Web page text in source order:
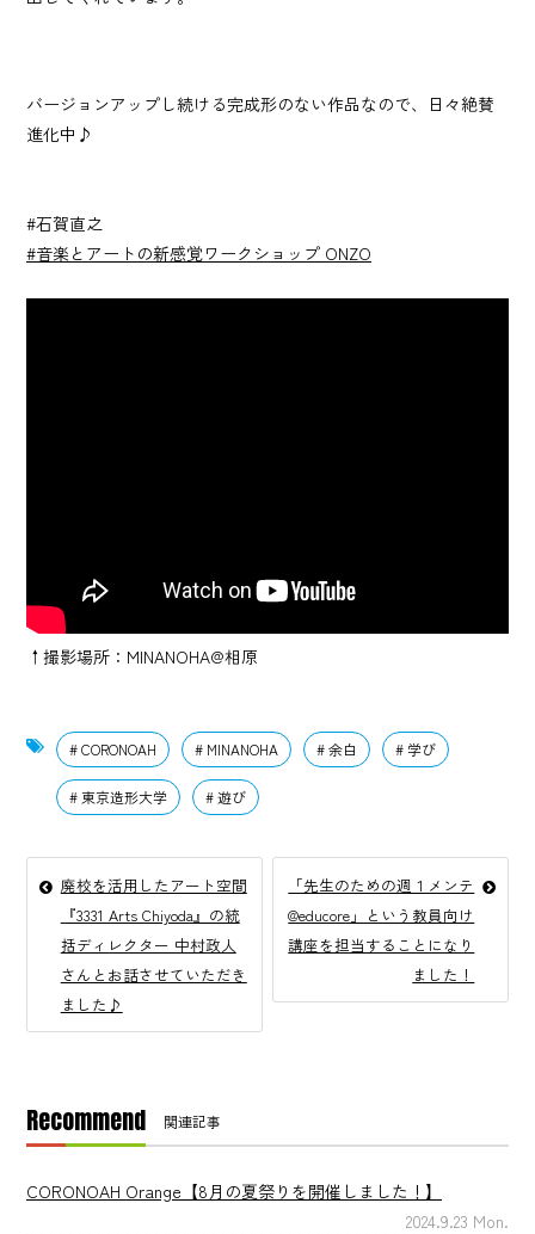
バージョンアップし続ける完成形のない作品なので、日々絶賛
進化中♪
#石賀直之
#音楽とアートの新感覚ワークショップ ONZO
↑撮影場所：MINANOHA@相原
CORONOAH MINANOHA 余白 学び
東京造形大学 遊び
「先生のための週１メンテ
@educore」という教員向け
講座を担当することになり
ました！
廃校を活用したアート空間
『3331 Arts Chiyoda』の統
括ディレクター 中村政人
さんとお話させていただき
ました♪
Recommend 関連記事
CORONOAH Orange【8月の夏祭りを開催しました！】
2024.9.23 Mon.